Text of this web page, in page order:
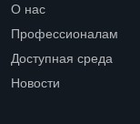
О нас
Профессионалам
Доступная среда
Новости